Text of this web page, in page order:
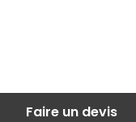
Faire un devis